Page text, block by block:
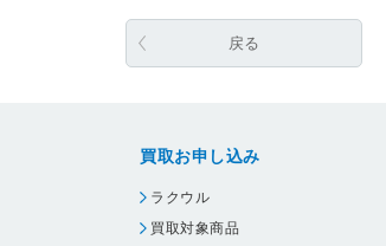
戻る
買取お申し込み
ラクウル
買取対象商品